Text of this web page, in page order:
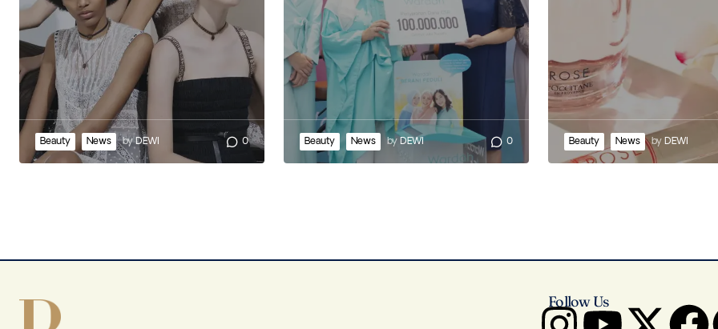
Beauty News byDEWI 0 Beauty News by DEWI 0 Beauty News by DEWI
Follow Us